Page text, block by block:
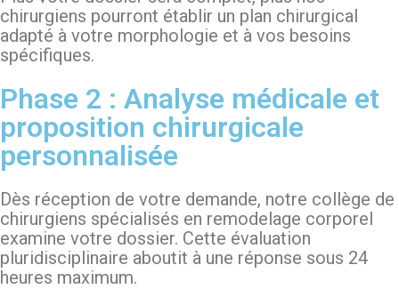
chirurgiens pourront établir un plan chirurgical
adapté à votre morphologie et à vos besoins
spécifiques.
Phase 2 : Analyse médicale et
proposition chirurgicale
personnalisée
Dès réception de votre demande, notre collège de
chirurgiens spécialisés en remodelage corporel
examine votre dossier. Cette évaluation
pluridisciplinaire aboutit à une réponse sous 24
heures maximum.